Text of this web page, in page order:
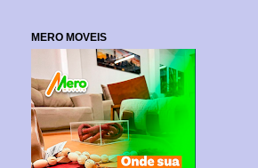
MERO MOVEIS